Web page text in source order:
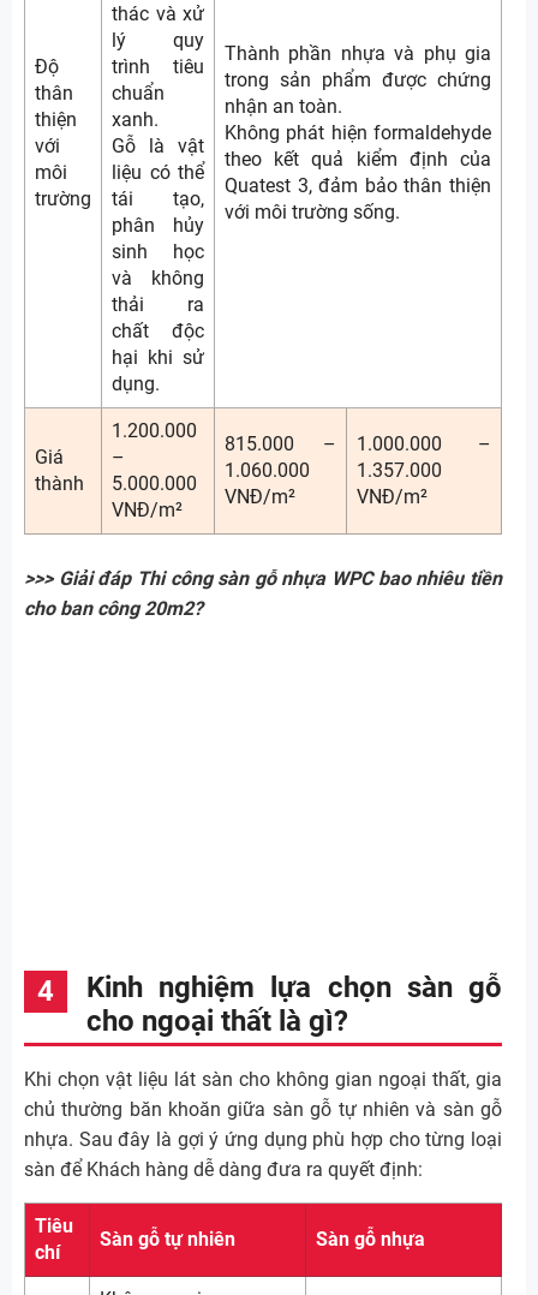
Độ
thân
thiện
với
môi
trường
thác và xử
lý quy
trình tiêu
chuẩn
xanh.
Gỗ là vật
liệu có thể
tái tạo,
phân hủy
sinh học
và không
thải ra
chất độc
hại khi sử
dụng.
Thành phần nhựa và phụ gia
trong sản phẩm được chứng
nhận an toàn.
Không phát hiện formaldehyde
theo kết quả kiểm định của
Quatest 3, đảm bảo thân thiện
với môi trường sống.
Giá
thành
1.200.000
–
5.000.000
VNĐ/m²
815.000 –
1.060.000
VNĐ/m²
1.000.000 –
1.357.000
VNĐ/m²
>>> Giải đáp Thi công sàn gỗ nhựa WPC bao nhiêu tiền
cho ban công 20m2?
Kinh nghiệm lựa chọn sàn gỗ
cho ngoại thất là gì?
Khi chọn vật liệu lát sàn cho không gian ngoại thất, gia
chủ thường băn khoăn giữa sàn gỗ tự nhiên và sàn gỗ
nhựa. Sau đây là gợi ý ứng dụng phù hợp cho từng loại
sàn để Khách hàng dễ dàng đưa ra quyết định:
Tiêu
chí
Sàn gỗ tự nhiên Sàn gỗ nhựa